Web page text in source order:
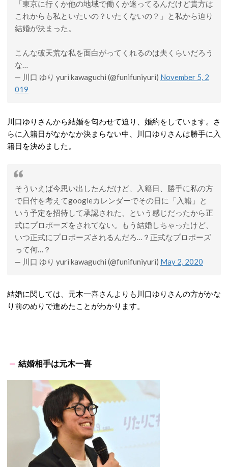
「東京に行くか他の地域で働くか迷ってるんだけど貴方は
これからも私といたいの？いたくないの？」と私から迫り
結婚が決まった。
こんな破天荒な私を面白がってくれるのは夫くらいだろう
な…
— 川口 ゆり yuri kawaguchi (@funifuniyuri) November 5, 2
019
川口ゆりさんから結婚を匂わせて迫り、婚約をしています。さ
らに入籍日がなかなか決まらない中、川口ゆりさんは勝手に入
籍日を決めました。
そういえば今思い出したんだけど、入籍日、勝手に私の方
で日付を考えてgoogleカレンダーでその日に「入籍」と
いう予定を招待して承認された、という感じだったから正
式にプロポーズをされてない。もう結婚しちゃったけど、
いつ正式にプロポーズされるんだろ…？正式なプロポーズ
って何…？
— 川口 ゆり yuri kawaguchi (@funifuniyuri) May 2, 2020
結婚に関しては、元木一喜さんよりも川口ゆりさんの方がかな
り前のめりで進めたことがわかります。
結婚相手は元木一喜